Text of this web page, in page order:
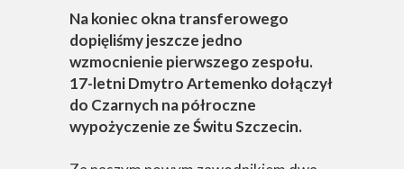
Na koniec okna transferowego
dopięliśmy jeszcze jedno
wzmocnienie pierwszego zespołu.
17-letni Dmytro Artemenko dołączył
do Czarnych na półroczne
wypożyczenie ze Świtu Szczecin.